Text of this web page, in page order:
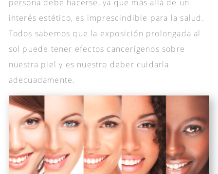
persona debe hacerse, ya que más allá de un
interés estético, es imprescindible para la salud.
Todos sabemos que la exposición prolongada al
sol puede tener efectos cancerígenos sobre
nuestra piel y es nuestro deber cuidarla
adecuadamente.